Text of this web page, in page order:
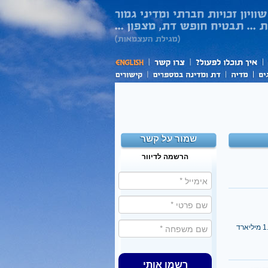
שמור על קשר
הרשמה לדיוור
רשמו אותי
ידידם של ראשי ערים ובכירים בש"ס, הרב אבוחצירא ירש הון של 1.3 מיליארד